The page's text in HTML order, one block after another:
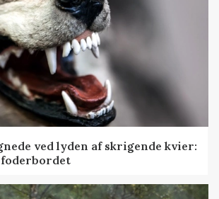
ved lyden af skrigende kvier:
foderbordet